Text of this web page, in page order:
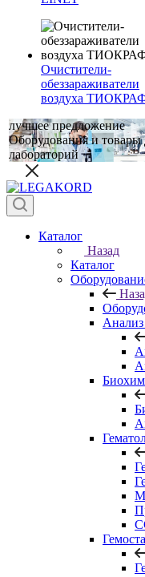
Очистители-
обеззараживатели
воздуха
лучшее предложение
Оборудования и товары
лабораторий
Каталог
Назад
Каталог